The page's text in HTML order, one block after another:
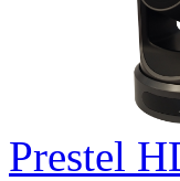
Prestel